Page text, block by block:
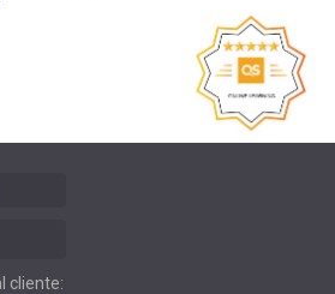
cliente: